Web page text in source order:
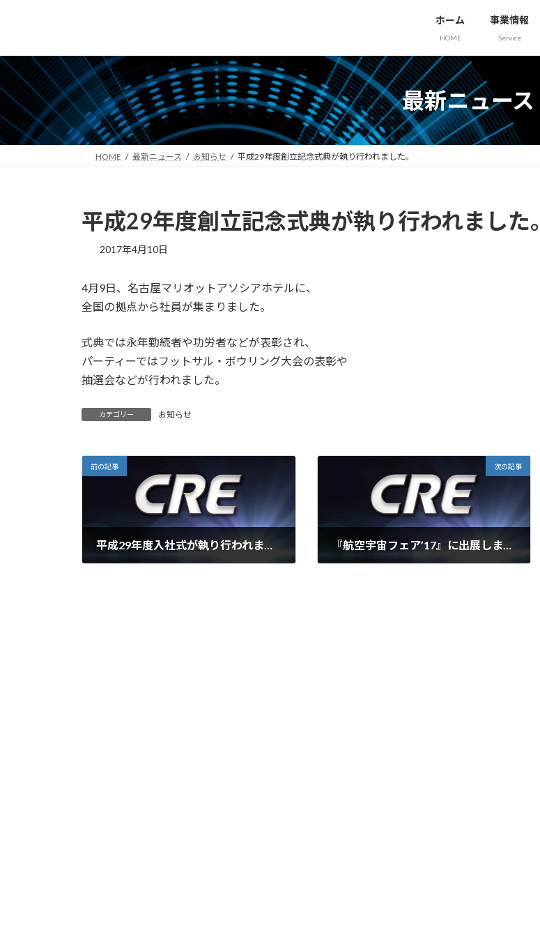
ン
ツ
へ
ス
キ
ッ
ー
シ
ョ
ン
に
移
ホーム
HOME
事業情報
Service
最新ニュース
HOME 最新ニュース お知らせ 平成29年度創立記念式典が執り行われました。
平成29年度創立記念式典が執り行われました。
2017年4月10日
4月9日、名古屋マリオットアソシアホテルに、
全国の拠点から社員が集まりました。
式典では永年勤続者や功労者などが表彰され、
パーティーではフットサル・ボウリング大会の表彰や
抽選会などが行われました。
カテゴリー お知らせ
前の記事
平成29年度入社式が執り行われました。
次の記事
『航空宇宙フェア’17』に出展しました。